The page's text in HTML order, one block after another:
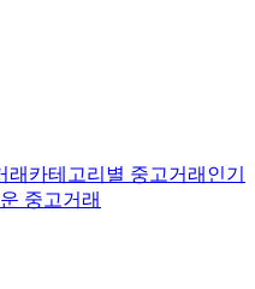
래 카테고리별 중고거래 인기
중고거래